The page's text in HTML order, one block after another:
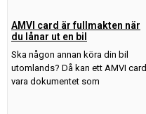
AMVI card är fullmakten när
du lånar ut en bil
Ska någon annan köra din bil
utomlands? Då kan ett AMVI card
vara dokumentet som